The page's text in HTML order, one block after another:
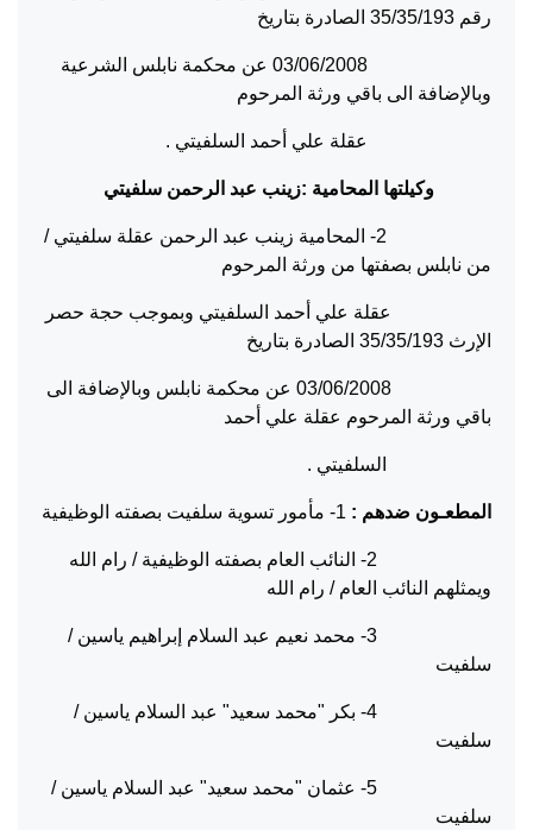
رقم 35/35/193 الصادرة بتاريخ
03/06/2008 عن محكمة نابلس الشرعية
وبالإضافة الى باقي ورثة المرحوم
عقلة علي أحمد السلفيتي .
وكيلتها المحامية :زينب عبد الرحمن سلفيتي
2- المحامية زينب عبد الرحمن عقلة سلفيتي /
من نابلس بصفتها من ورثة المرحوم
عقلة علي أحمد السلفيتي وبموجب حجة حصر
الإرث 35/35/193 الصادرة بتاريخ
03/06/2008 عن محكمة نابلس وبالإضافة الى
باقي ورثة المرحوم عقلة علي أحمد
السلفيتي .
المطعـون ضدهم : 1- مأمور تسوية سلفيت بصفته الوظيفية
2- النائب العام بصفته الوظيفية / رام الله
ويمثلهم النائب العام / رام الله
3- محمد نعيم عبد السلام إبراهيم ياسين /
سلفيت
4- بكر "محمد سعيد" عبد السلام ياسين /
سلفيت
5- عثمان "محمد سعيد" عبد السلام ياسين /
سلفيت